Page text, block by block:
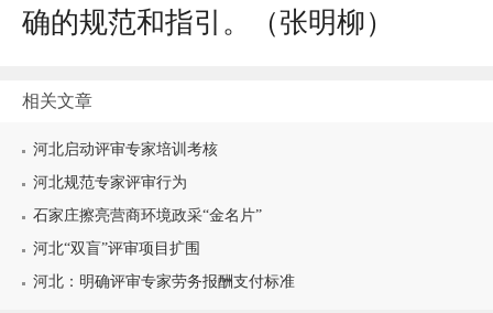
确的规范和指引。（张明柳）
相关文章
河北启动评审专家培训考核
河北规范专家评审行为
石家庄擦亮营商环境政采“金名片”
河北“双盲”评审项目扩围
河北：明确评审专家劳务报酬支付标准